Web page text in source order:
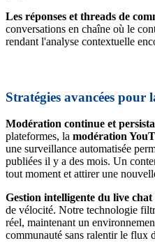
Les réponses et threads de
conversations en chaîne où le
rendant l'analyse contextuelle
Stratégies avancées
Modération continue et
plateformes, la modération
une surveillance automatisée
publiées il y a des mois. Un
tout moment et attirer une
Gestion intelligente du live chat
de vélocité. Notre technologie
réel, maintenant un
communauté sans ralentir le flux